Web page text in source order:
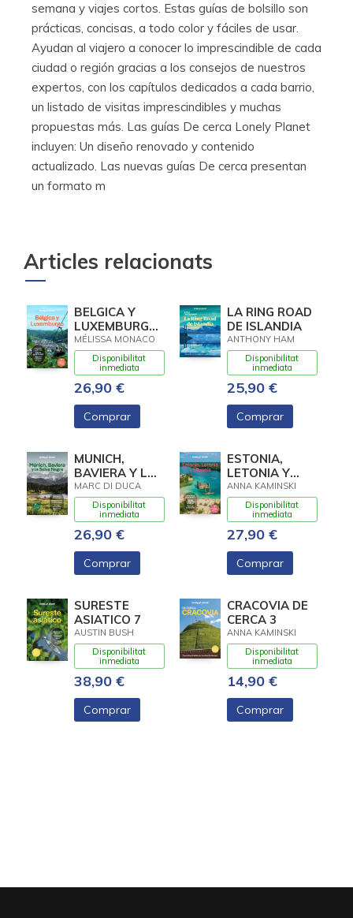
semana y viajes cortos. Estas guías de bolsillo son
prácticas, concisas, a todo color y fáciles de usar.
Ayudan al viajero a conocer lo imprescindible de cada
ciudad o región gracias a los consejos de nuestros
expertos, con los capítulos dedicados a cada barrio,
un listado de visitas imprescindibles y muchas
propuestas más. Las guías De cerca Lonely Planet
incluyen: Un diseño renovado y contenido
actualizado. Las nuevas guías De cerca presentan
un formato m
Articles relacionats
BELGICA Y
LUXEMBURGO
6
MÉLISSA MONACO
Disponibilitat
inmediata
26,90 €
Comprar
LA RING ROAD
DE ISLANDIA
ANTHONY HAM
Disponibilitat
inmediata
25,90 €
Comprar
MUNICH,
BAVIERA Y LA
SELVA NEGRA
5
MARC DI DUCA
Disponibilitat
inmediata
26,90 €
Comprar
ESTONIA,
LETONIA Y
LITUANIA 5
ANNA KAMINSKI
Disponibilitat
inmediata
27,90 €
Comprar
SURESTE
ASIATICO 7
AUSTIN BUSH
Disponibilitat
inmediata
38,90 €
Comprar
CRACOVIA DE
CERCA 3
ANNA KAMINSKI
Disponibilitat
inmediata
14,90 €
Comprar